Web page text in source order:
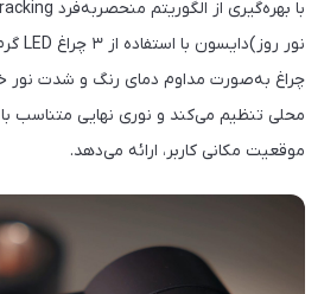
چراغ به‌صورت مداوم دمای رنگ و شدت نور
محلی تنظیم می‌کند و نوری نهایی متناسب
موقعیت مکانی کاربر، ارائه می‌دهد.